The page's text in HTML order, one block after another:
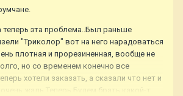
теперь эта проблема..Был раньше
"Триколор" вот на него нарадоваться
плотная и прорезиненная, вообще не
но со временем конечно все
хотели заказать, а сказали что нет и
очень жаль.Теперь Будем брать какой-т